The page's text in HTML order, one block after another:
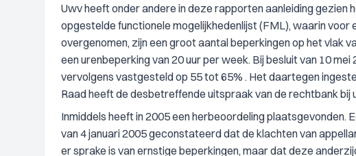
Uwv heeft onder andere in deze rapporten aanleiding gezien
opgestelde functionele mogelijkhedenlijst (FML), waarin
overgenomen, zijn een groot aantal beperkingen op het vlak
een urenbeperking van 20 uur per week. Bij besluit van 10
vervolgens vastgesteld op 55 tot 65% . Het daartegen
Raad heeft de desbetreffende uitspraak van de rechtbank
Inmiddels heeft in 2005 een herbeoordeling
van 4 januari 2005 geconstateerd dat de klachten van
er sprake is van ernstige beperkingen, maar dat deze